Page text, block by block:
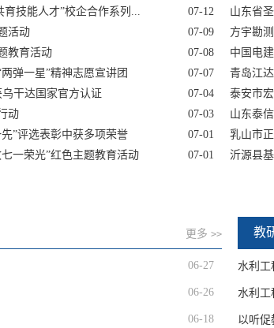
技能人才”校企合作系列...
07-12
活动
07-09
教育活动
07-08
弹一星”精神志愿宣讲团
07-07
干达国家官方认证
07-04
动
07-03
”评选表彰中获多项荣誉
07-01
一荣光”红色主题教育活动
07-01
山东省
方宇勘
中国电
青岛江
泰安市
山东泰
乳山市
沂源县
更多 >>
06-27
06-26
06-18
教
水利工
水利工
以听